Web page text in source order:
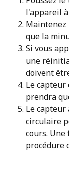
l'appareil
Maintenez
que la
Si vous
une
doivent
Le
prendra
Le
circulaire
cours.
procédure